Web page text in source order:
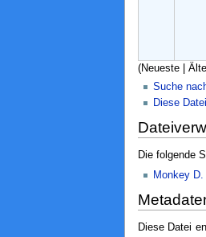
(Neueste |
Suche
Diese
Die folgende
Monkey
Diese Datei